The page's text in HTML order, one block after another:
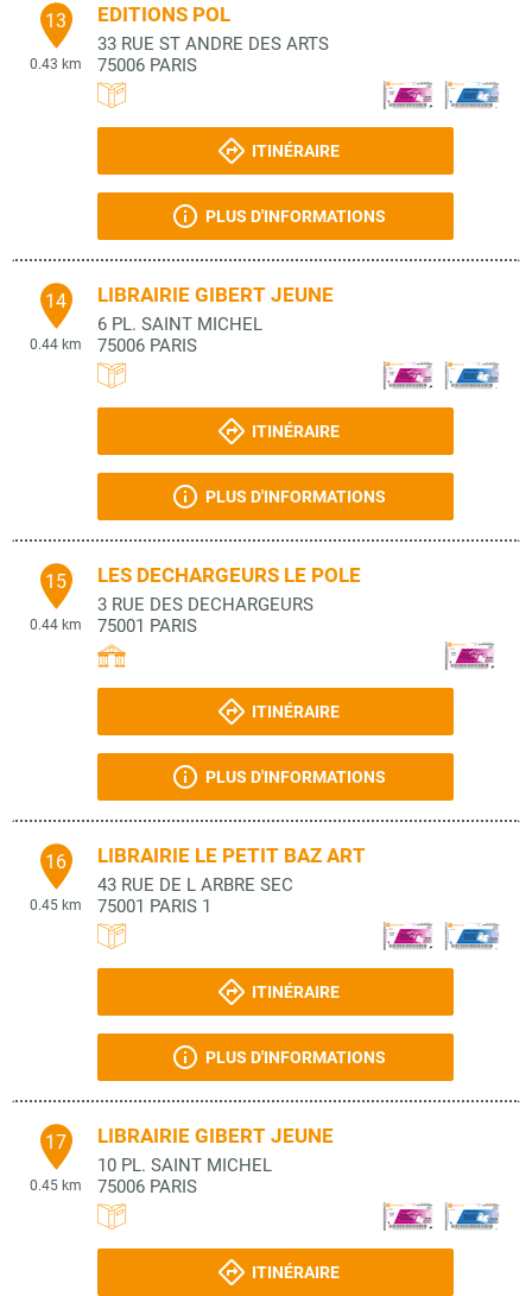
13
0.43 km
EDITIONS POL
33 RUE ST ANDRE DES ARTS
75006 PARIS
ITINÉRAIRE
PLUS D'INFORMATIONS
14
0.44 km
LIBRAIRIE GIBERT JEUNE
6 PL. SAINT MICHEL
75006 PARIS
ITINÉRAIRE
PLUS D'INFORMATIONS
15
0.44 km
LES DECHARGEURS LE POLE
3 RUE DES DECHARGEURS
75001 PARIS
ITINÉRAIRE
PLUS D'INFORMATIONS
16
0.45 km
LIBRAIRIE LE PETIT BAZ ART
43 RUE DE L ARBRE SEC
75001 PARIS 1
ITINÉRAIRE
PLUS D'INFORMATIONS
17
0.45 km
LIBRAIRIE GIBERT JEUNE
10 PL. SAINT MICHEL
75006 PARIS
ITINÉRAIRE